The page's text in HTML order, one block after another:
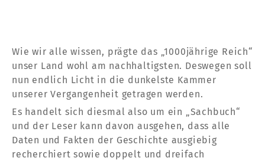
Wie wir alle wissen, prägte das „1000jährige Reich“
unser Land wohl am nachhaltigsten. Deswegen soll
nun endlich Licht in die dunkelste Kammer
unserer Vergangenheit getragen werden.
Es handelt sich diesmal also um ein „Sachbuch“
und der Leser kann davon ausgehen, dass alle
Daten und Fakten der Geschichte ausgiebig
recherchiert sowie doppelt und dreifach